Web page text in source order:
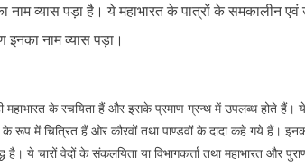
नाम व्यास पड़ा है। ये महाभारत के पात्रों के समकालीन
इनका नाम व्यास पड़ा।
महाभारत के रचयिता हैं और इसके प्रमाण ग्रन्थ में उपलब्ध होते हैं।
रूप में चित्रित हैं ओर कौरवों तथा पाण्डवों के दादा कहे गये हैं।
है। ये चारों वेदों के संकलयिता या विभागकर्त्ता तथा महाभारत और